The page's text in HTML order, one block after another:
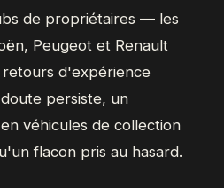
de propriétaires — les
Peugeot et Renault
d'expérience
persiste, un
véhicules de collection
flacon pris au hasard.